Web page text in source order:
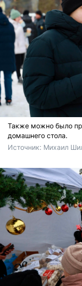
Также можно было
домашнего стола.
Источник: Михаил